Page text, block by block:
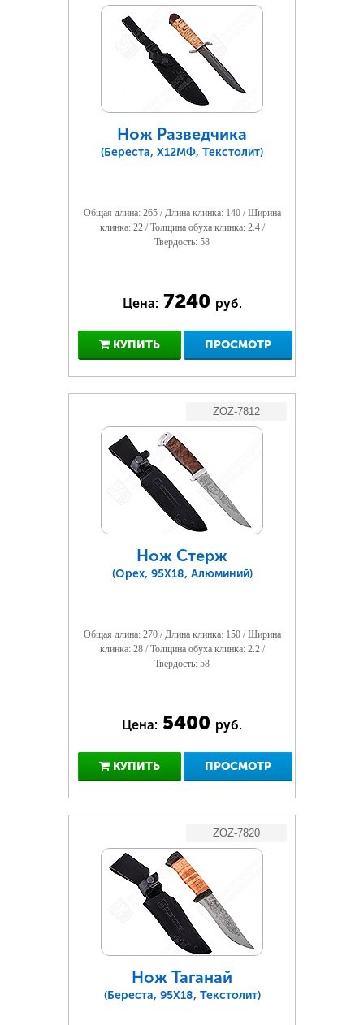
Нож Разведчика
(Береста, Х12МФ, Текстолит)
Общая длина: 265 / Длина клинка: 140 / Ширина
клинка: 22 / Толщина обуха клинка: 2.4 /
Твердость: 58
Цена: 7240 руб.
КУПИТЬ ПРОСМОТР
ZOZ-7812
Нож Стерж
(Орех, 95Х18, Алюминий)
Общая длина: 270 / Длина клинка: 150 / Ширина
клинка: 28 / Толщина обуха клинка: 2.2 /
Твердость: 58
Цена: 5400 руб.
КУПИТЬ ПРОСМОТР
ZOZ-7820
Нож Таганай
(Береста, 95Х18, Текстолит)